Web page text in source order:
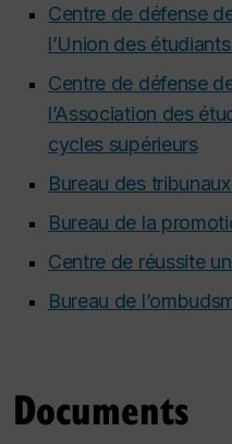
Centre de défense
l’Union des
Centre de défense
l’Association des
cycles supérieurs
Bureau des
Bureau de la
Centre de réussite
Bureau de
Documents